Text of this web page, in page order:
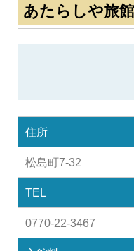
あたらしや旅館
住所
松島町7-32
TEL
0770-22-3467